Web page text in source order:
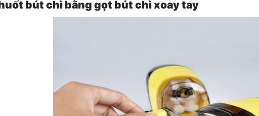
bút chì bằng gọt bút chì xoay tay